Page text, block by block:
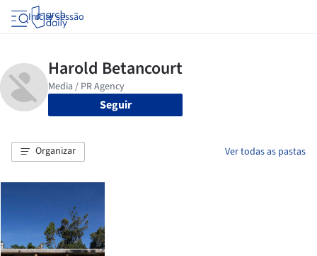
Iniciar sessão
Seguir
Organizar Ver todas as pastas